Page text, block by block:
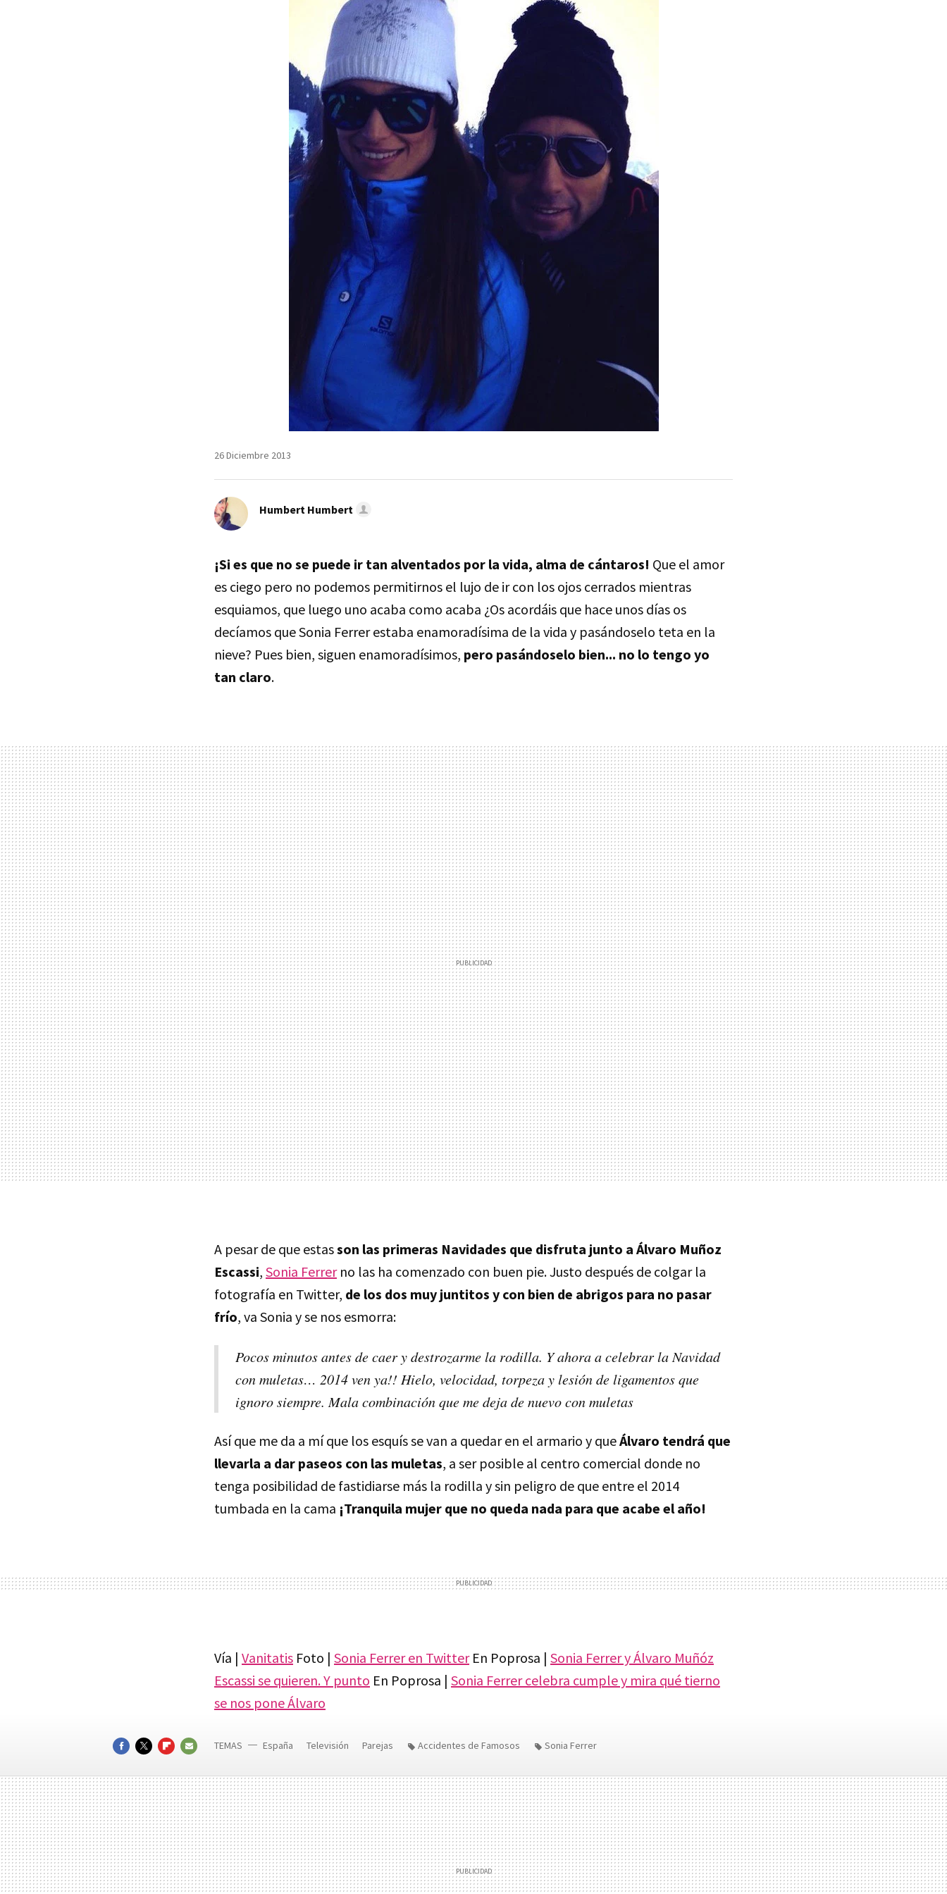
26 Diciembre 2013
Humbert Humbert
¡Si es que no se puede ir tan alventados por la vida, alma de cántaros! Que el amor
es ciego pero no podemos permitirnos el lujo de ir con los ojos cerrados mientras
esquiamos, que luego uno acaba como acaba ¿Os acordáis que hace unos días os
decíamos que Sonia Ferrer estaba enamoradísima de la vida y pasándoselo teta en la
nieve? Pues bien, siguen enamoradísimos, pero pasándoselo bien... no lo tengo yo
tan claro.
A pesar de que estasson las primeras Navidades que disfruta junto a Álvaro Muñoz
Escassi, Sonia Ferrerno las ha comenzado con buen pie. Justo después de colgar la
fotografía en Twitter, de los dos muy juntitos y con bien de abrigos para no pasar
frío, va Sonia y se nos esmorra:
Pocos minutos antes de caer y destrozarme la rodilla. Y ahora a celebrar la Navidad
con muletas… 2014 ven ya!! Hielo, velocidad, torpeza y lesión de ligamentos que
ignoro siempre. Mala combinación que me deja de nuevo con muletas
Así que me da a mí que los esquís se van a quedar en el armario y queÁlvaro tendrá que
llevarla a dar paseos con las muletas, a ser posible al centro comercial donde no
tenga posibilidad de fastidiarse más la rodilla y sin peligro de que entre el 2014
tumbada en la cama ¡Tranquila mujer que no queda nada para que acabe el año!
Vía | Vanitatis Foto | Sonia Ferrer en TwitterEn Poprosa | Sonia Ferrer y Álvaro Muñóz
Escassi se quieren. Y punto En Poprosa | Sonia Ferrer celebra cumple y mira qué tierno
se nos pone Álvaro
MAIL
TEMAS España Televisión Parejas Accidentes de Famosos Sonia Ferrer